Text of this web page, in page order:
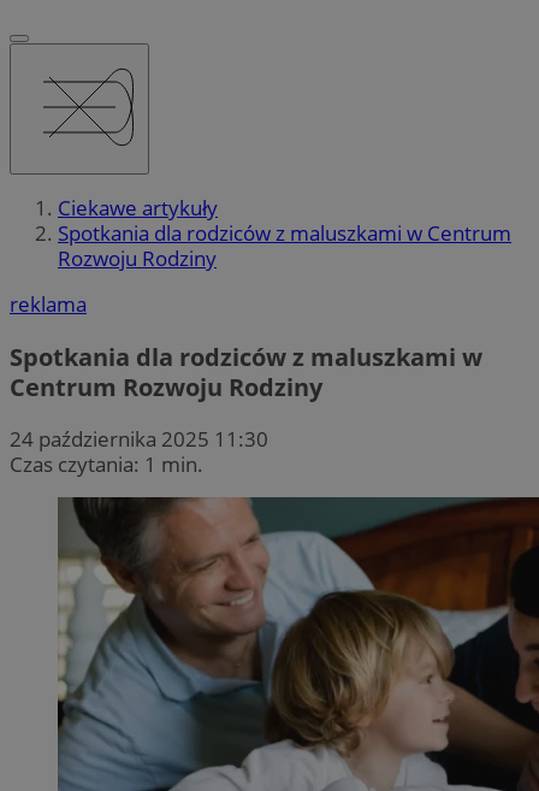
Ciekawe artykuły
Spotkania dla rodziców z maluszkami w Centrum
Rozwoju Rodziny
reklama
Spotkania dla rodziców z maluszkami w
Centrum Rozwoju Rodziny
24 października 2025 11:30
Czas czytania: 1 min.